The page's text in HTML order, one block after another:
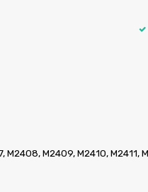
M2409, M2410, M2411,